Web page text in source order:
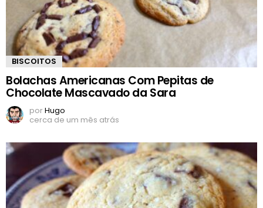
BISCOITOS
Bolachas Americanas Com Pepitas de
Chocolate Mascavado da Sara
porHugo
cerca de um mês atrás